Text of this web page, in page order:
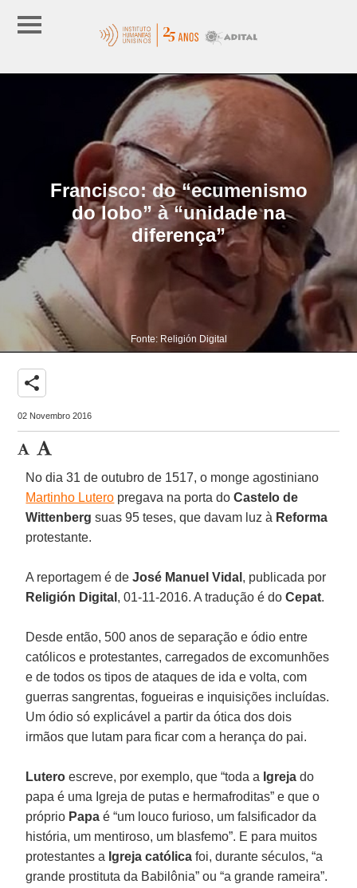
Francisco: do “ecumenismo
do lobo” à “unidade na
diferença”
Fonte: Religión Digital
share
02 Novembro 2016
No dia 31 de outubro de 1517, o monge agostiniano
Martinho Lutero pregava na porta doCastelo de
Wittenberg suas 95 teses, que davam luz à Reforma
protestante.
A reportagem é deJosé Manuel Vidal , publicada por
Religión Digital , 01-11-2016. A tradução é doCepat.
Desde então, 500 anos de separação e ódio entre
católicos e protestantes, carregados de excomunhões
e de todos os tipos de ataques de ida e volta, com
guerras sangrentas, fogueiras e inquisições incluídas.
Um ódio só explicável a partir da ótica dos dois
irmãos que lutam para ficar com a herança do pai.
Lutero escreve, por exemplo, que “toda a Igreja do
papa é uma Igreja de putas e hermafroditas” e que o
próprio Papa é “um louco furioso, um falsificador da
história, um mentiroso, um blasfemo”. E para muitos
protestantes a Igreja católica foi, durante séculos, “a
grande prostituta da Babilônia” ou “a grande rameira”.